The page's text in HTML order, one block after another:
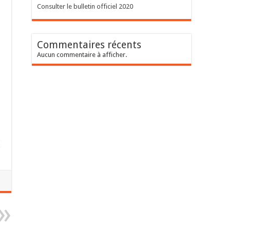
Consulter le bulletin officiel 2020
Commentaires récents
Aucun commentaire à afficher.